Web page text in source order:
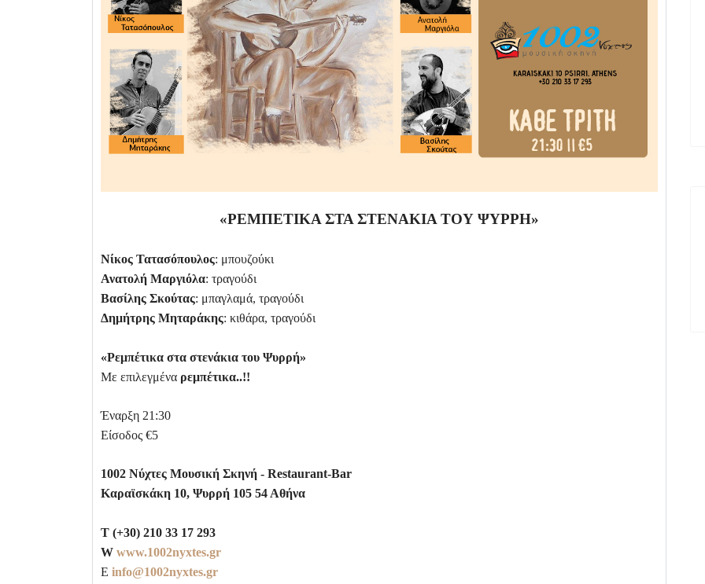
«ΡΕΜΠΕΤΙΚΑ ΣΤΑ ΣΤΕΝΑΚΙΑ ΤΟΥ ΨΥΡΡΗ»
Νίκος Τατασόπουλος: μπουζούκι
Ανατολή Μαργιόλα: τραγούδι
Βασίλης Σκούτας: μπαγλαμά, τραγούδι
Δημήτρης Μηταράκης: κιθάρα, τραγούδι
«Ρεμπέτικα στα στενάκια του Ψυρρή»
Με επιλεγμένα ρεμπέτικα..!!
Έναρξη 21:30
Είσοδος €5
1002 Νύχτες Μουσική Σκηνή - Restaurant-Bar
Καραϊσκάκη 10, Ψυρρή 105 54 Αθήνα
T (+30) 210 33 17 293
W www.1002nyxtes.gr
E info@1002nyxtes.gr